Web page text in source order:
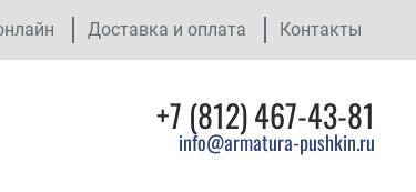
Доставка и оплата Контакты
+7 (812) 467-43-81
info@armatura-pushkin.ru